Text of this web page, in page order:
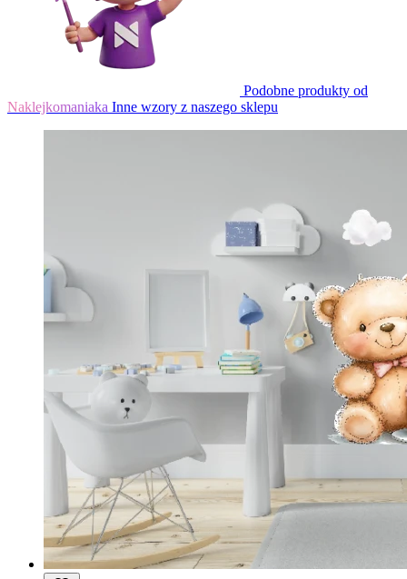
Podobne produkty od
Naklejkomaniaka Inne wzory z naszego sklepu